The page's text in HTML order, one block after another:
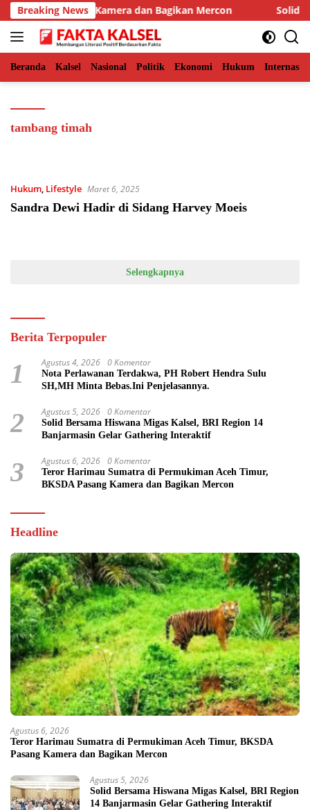
Langsung
ke
konten
Breaking News
Pasang Kamera dan Bagikan Mercon Solid
Beranda Kalsel Nasional Politik Ekonomi Hukum
tambang timah
Hukum, Lifestyle Maret 6, 2025
Sandra Dewi Hadir di Sidang Harvey Moeis
Selengkapnya
Berita Terpopuler
1 Agustus 4, 2026 0 Komentar
Nota Perlawanan Terdakwa, PH Robert Hendra Sulu
SH,MH Minta Bebas.Ini Penjelasannya.
2 Agustus 5, 2026 0 Komentar
Solid Bersama Hiswana Migas Kalsel, BRI Region 14
Banjarmasin Gelar Gathering Interaktif
3 Agustus 6, 2026 0 Komentar
Teror Harimau Sumatra di Permukiman Aceh Timur,
BKSDA Pasang Kamera dan Bagikan Mercon
Headline
Agustus 6, 2026
Teror Harimau Sumatra di Permukiman Aceh Timur, BKSDA
Pasang Kamera dan Bagikan Mercon
Agustus 5, 2026
Solid Bersama Hiswana Migas Kalsel, BRI Region
14 Banjarmasin Gelar Gathering Interaktif